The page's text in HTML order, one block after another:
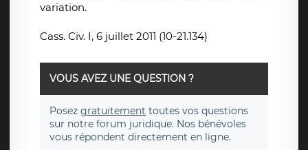
variation.
Cass. Civ. I, 6 juillet 2011 (10-21.134)
VOUS AVEZ UNE QUESTION ?
Posez gratuitement toutes vos questions
sur notre forum juridique. Nos bénévoles
vous répondent directement en ligne.